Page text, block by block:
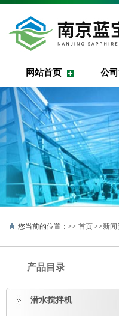
网站首页 公
您当前的位置：>> 首页 >>新闻
产品目录
潜水搅拌机